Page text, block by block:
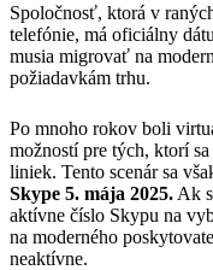
Spoločnosť, ktorá v
telefónie, má oficiálny
musia migrovať na
požiadavkám trhu.
Po mnoho rokov boli
možností pre tých, ktorí
liniek. Tento scenár sa
Skype 5. mája 2025. Ak
aktívne číslo Skypu na
na moderného
neaktívne.